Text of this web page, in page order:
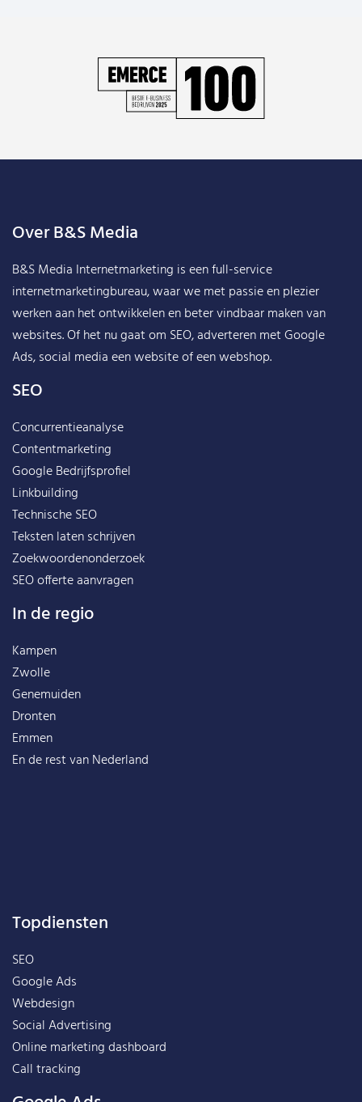
Over B&S Media
B&S Media Internetmarketing is een full-service
internetmarketingbureau, waar we met passie en plezier
werken aan het ontwikkelen en beter vindbaar maken van
websites. Of het nu gaat om SEO, adverteren met Google
Ads, social media een website of een webshop.
SEO
Concurrentieanalyse
Contentmarketing
Google Bedrijfsprofiel
Linkbuilding
Technische SEO
Teksten laten schrijven
Zoekwoordenonderzoek
SEO offerte aanvragen
In de regio
Kampen
Zwolle
Genemuiden
Dronten
Emmen
En de rest vanNederland
Topdiensten
SEO
Google Ads
Webdesign
Social Advertising
Online marketing dashboard
Call tracking